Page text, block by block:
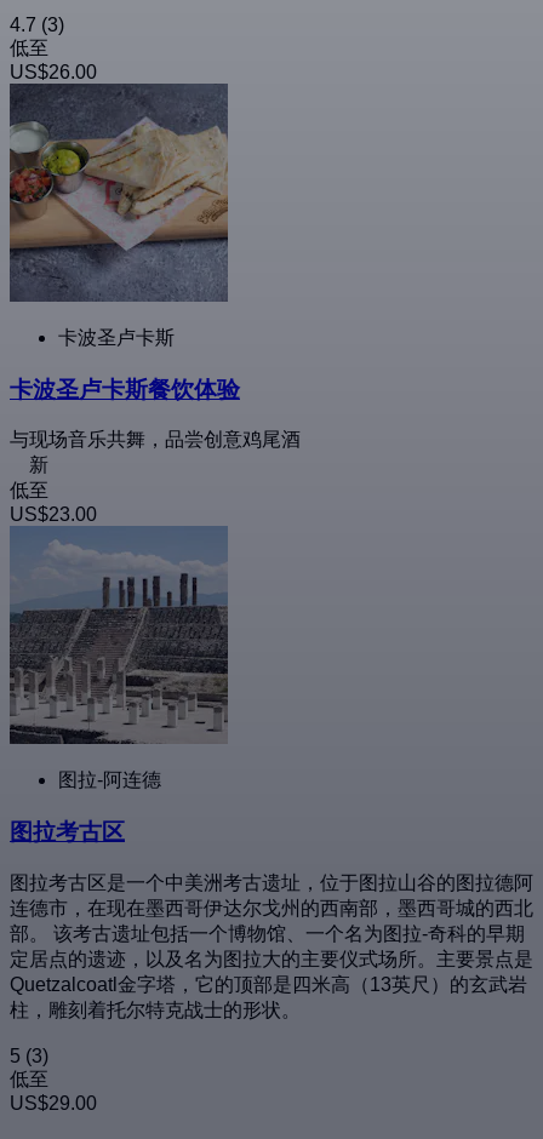
4.7 (3)
低至
US$26.00
卡波圣卢卡斯
卡波圣卢卡斯餐饮体验
与现场音乐共舞，品尝创意鸡尾酒
新
低至
US$23.00
图拉-阿连德
图拉考古区
图拉考古区是一个中美洲考古遗址，位于图拉山谷的图拉德阿
连德市，在现在墨西哥伊达尔戈州的西南部，墨西哥城的西北
部。 该考古遗址包括一个博物馆、一个名为图拉-奇科的早期
定居点的遗迹，以及名为图拉大的主要仪式场所。主要景点是
Quetzalcoatl金字塔，它的顶部是四米高（13英尺）的玄武岩
柱，雕刻着托尔特克战士的形状。
5 (3)
低至
US$29.00